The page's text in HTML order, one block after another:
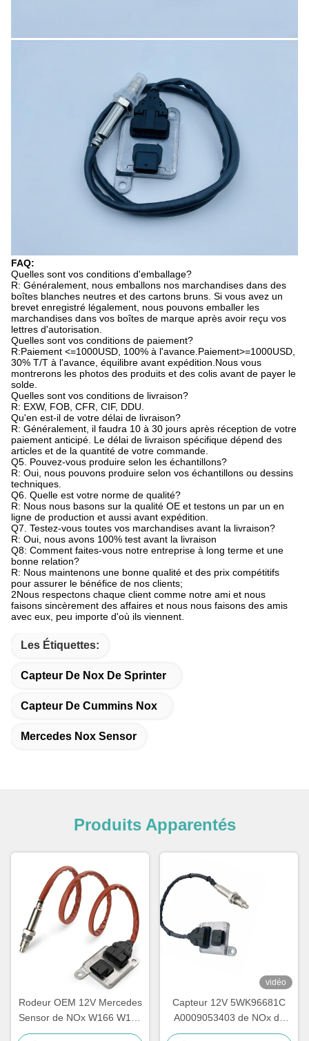
FAQ:
Quelles sont vos conditions d'emballage?
R: Généralement, nous emballons nos marchandises dans des
boîtes blanches neutres et des cartons bruns. Si vous avez un
brevet enregistré légalement, nous pouvons emballer les
marchandises dans vos boîtes de marque après avoir reçu vos
lettres d'autorisation.
Quelles sont vos conditions de paiement?
R:Paiement <=1000USD, 100% à l'avance.Paiement>=1000USD,
30% T/T à l'avance, équilibre avant expédition.Nous vous
montrerons les photos des produits et des colis avant de payer le
solde.
Quelles sont vos conditions de livraison?
R: EXW, FOB, CFR, CIF, DDU.
Qu'en est-il de votre délai de livraison?
R: Généralement, il faudra 10 à 30 jours après réception de votre
paiement anticipé. Le délai de livraison spécifique dépend des
articles et de la quantité de votre commande.
Q5. Pouvez-vous produire selon les échantillons?
R: Oui, nous pouvons produire selon vos échantillons ou dessins
techniques.
Q6. Quelle est votre norme de qualité?
R: Nous nous basons sur la qualité OE et testons un par un en
ligne de production et aussi avant expédition.
Q7. Testez-vous toutes vos marchandises avant la livraison?
R: Oui, nous avons 100% test avant la livraison
Q8: Comment faites-vous notre entreprise à long terme et une
bonne relation?
R: Nous maintenons une bonne qualité et des prix compétitifs
pour assurer le bénéfice de nos clients;
2Nous respectons chaque client comme notre ami et nous
faisons sincèrement des affaires et nous nous faisons des amis
avec eux, peu importe d'où ils viennent.
Les Étiquettes:
Capteur De Nox De Sprinter
Capteur De Cummins Nox
Mercedes Nox Sensor
Produits Apparentés
Rodeur OEM 12V Mercedes
Sensor de NOx W166 W172
W205 W221 W212 C300
vidéo
Capteur 12V 5WK96681C
A0009053403 de NOx de
voiture de Mercedes E400